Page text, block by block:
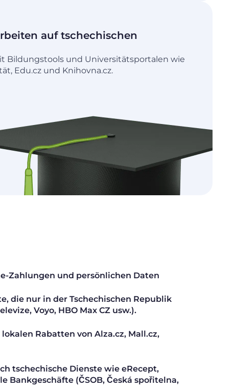
auf tschechischen
Bildungstools und Universitätsportalen wie
Edu.cz und Knihovna.cz.
Zahlungen und persönlichen Daten
die nur in der Tschechischen Republik
Voyo, HBO Max CZ usw.).
Rabatten von Alza.cz, Mall.cz,
tschechische Dienste wie eRecept,
Bankgeschäfte (ČSOB, Česká spořitelna,